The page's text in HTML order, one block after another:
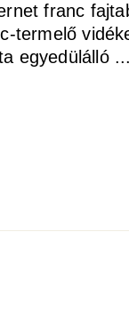
franc
termelő
egyedülálló